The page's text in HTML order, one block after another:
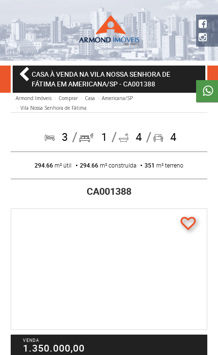
CASA À VENDA NA VILA NOSSA SENHORA DE
FÁTIMA EM AMERICANA/SP- CA001388
Armond Imóveis Comprar Casa
Americana/SP
Vila Nossa Senhora de Fátima
3 1 4 4
294.66m² útil 294.66m² construída 351 m² terreno
CA001388
VENDA
1.350.000,00